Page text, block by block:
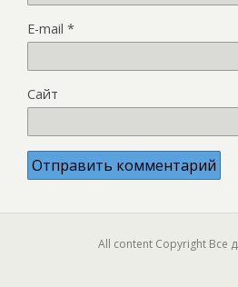
E-mail *
Сайт
All content Copyright Все